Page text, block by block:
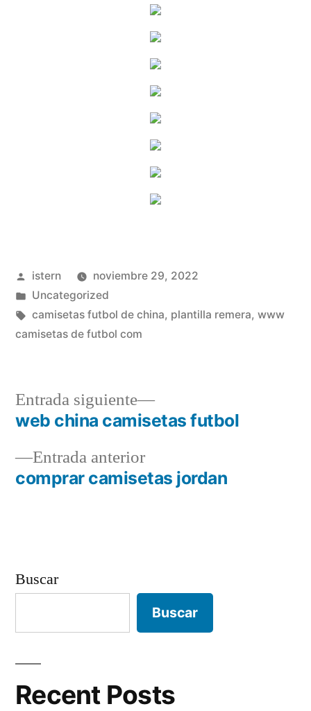
Publicado
por
istern
noviembre 29, 2022
Publicado
en
Uncategorized
Etiquetas:
camisetas futbol de china, plantilla remera, www
camisetas de futbol com
Navegación
de
entradas
Entrada anteriorEntrada
anterior:
comprar camisetas jordan
Entrada siguiente
Entrada
siguiente:
web china camisetas futbol
Buscar
Buscar
Recent Posts